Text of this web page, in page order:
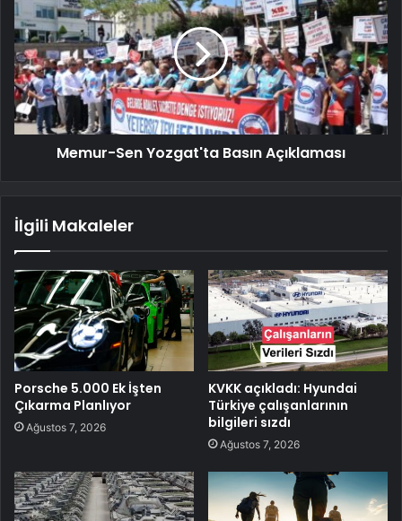
Memur-Sen Yozgat'ta Basın Açıklaması
İlgili Makaleler
Porsche 5.000 Ek İşten
Çıkarma Planlıyor
Ağustos 7, 2026
KVKK açıkladı: Hyundai
Türkiye çalışanlarının
bilgileri sızdı
Ağustos 7, 2026